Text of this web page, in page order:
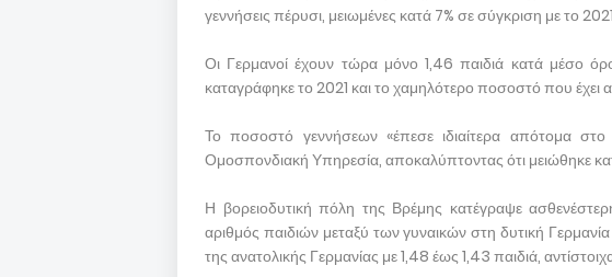
γεννήσεις πέρυσι, μειωμένες κατά 7% σε σύγκριση με το
Οι Γερμανοί έχουν τώρα μόνο 1,46 παιδιά κατά μέσο
καταγράφηκε το 2021 και το χαμηλότερο ποσοστό που έχει
Το ποσοστό γεννήσεων «έπεσε ιδιαίτερα απότομα
Ομοσπονδιακή Υπηρεσία, αποκαλύπτοντας ότι μειώθηκε
Η βορειοδυτική πόλη της Βρέμης κατέγραψε
αριθμός παιδιών μεταξύ των γυναικών στη δυτική
της ανατολικής Γερμανίας με 1,48 έως 1,43 παιδιά,